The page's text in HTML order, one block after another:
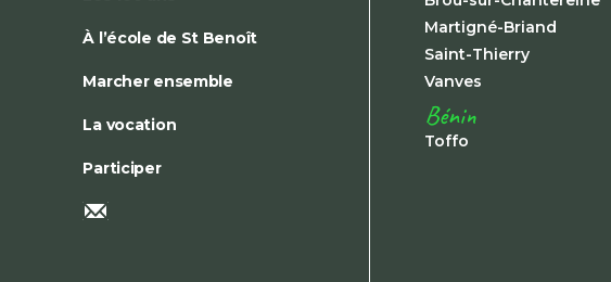
À l’école de St Benoît
Marcher ensemble
La vocation
Participer
Martigné-Briand
Saint-Thierry
Vanves
Bénin
Toffo